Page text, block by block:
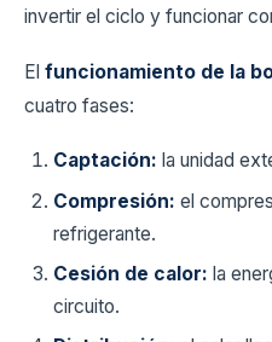
invertir el ciclo y funcionar
El funcionamiento de la
cuatro fases:
Captación: la unidad
Compresión: el
refrigerante.
Cesión de calor: la
circuito.